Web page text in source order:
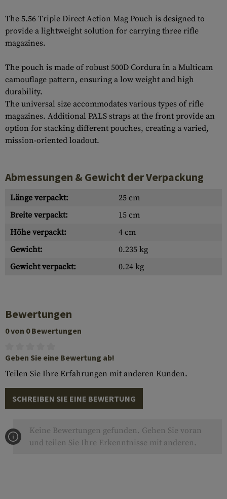
The 5.56 Triple Direct Action Mag Pouch is designed to
provide a lightweight solution for carrying three rifle
magazines.
The pouch is made of robust 500D Cordura in a Multicam
camouflage pattern, ensuring a low weight and high
durability.
The universal size accommodates various types of rifle
magazines. Additional PALS straps at the front provide an
option for stacking different pouches, creating a varied,
mission-oriented loadout.
Abmessungen & Gewicht der Verpackung
Länge verpackt:
25 cm
Breite verpackt:
15 cm
Höhe verpackt:
4 cm
Gewicht:
0.235 kg
Gewicht verpackt:
0.24 kg
Bewertungen
0 von 0 Bewertungen
Geben Sie eine Bewertung ab!
Teilen Sie Ihre Erfahrungen mit anderen Kunden.
SCHREIBEN SIE EINE BEWERTUNG
Keine Bewertungen gefunden. Gehen Sie voran
und teilen Sie Ihre Erkenntnisse mit anderen.